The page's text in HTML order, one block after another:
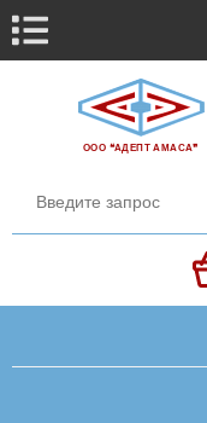
ООО ❝АДЕПТ АМАСА❞